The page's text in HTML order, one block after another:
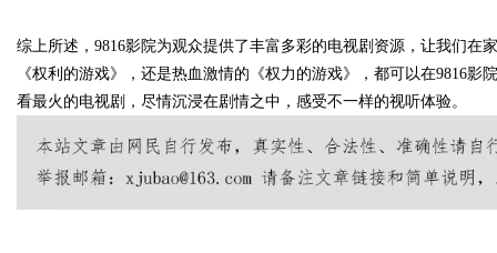
综上所述，9816影院为观众提供了丰富多彩的电视剧资源，让我们在
《权利的游戏》，还是热血激情的《权力的游戏》，都可以在9816
看最火的电视剧，尽情沉浸在剧情之中，感受不一样的视听体验。